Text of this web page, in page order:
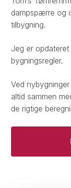
dampspærre og
tilbygning.
Jeg er
bygningsregler.​
Ved
altid sammen
de rigtige